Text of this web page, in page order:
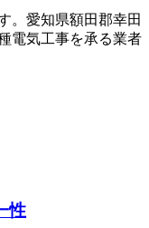
。愛知県額田郡幸田
電気工事を承る業者
性